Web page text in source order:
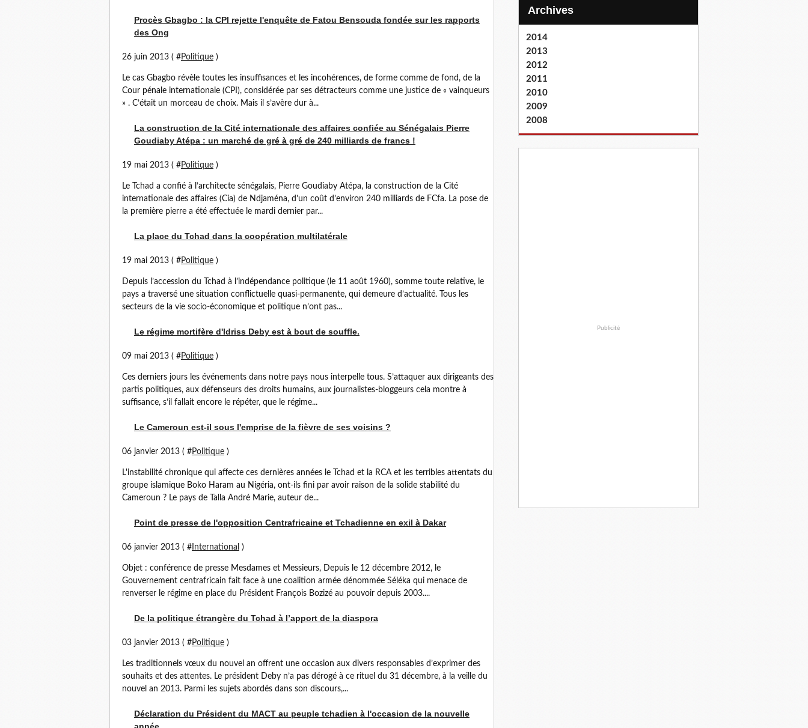
Procès Gbagbo : la CPI rejette l'enquête de Fatou Bensouda fondée sur les rapports
des Ong
26 juin 2013 ( #Politique )
Le cas Gbagbo révèle toutes les insuffisances et les incohérences, de forme comme de fond, de la
Cour pénale internationale (CPI), considérée par ses détracteurs comme une justice de « vainqueurs
» . C’était un morceau de choix. Mais il s’avère dur à...
La construction de la Cité internationale des affaires confiée au Sénégalais Pierre
Goudiaby Atépa : un marché de gré à gré de 240 milliards de francs !
19 mai 2013 ( #Politique )
Le Tchad a confié à l’architecte sénégalais, Pierre Goudiaby Atépa, la construction de la Cité
internationale des affaires (Cia) de Ndjaména, d’un coût d’environ 240 milliards de FCfa. La pose de
la première pierre a été effectuée le mardi dernier par...
La place du Tchad dans la coopération multilatérale
19 mai 2013 ( #Politique )
Depuis l’accession du Tchad à l’indépendance politique (le 11 août 1960), somme toute relative, le
pays a traversé une situation conflictuelle quasi-permanente, qui demeure d’actualité. Tous les
secteurs de la vie socio-économique et politique n’ont pas...
Le régime mortifère d'Idriss Deby est à bout de souffle.
09 mai 2013 ( #Politique )
Ces derniers jours les événements dans notre pays nous interpelle tous. S’attaquer aux dirigeants des
partis politiques, aux défenseurs des droits humains, aux journalistes-bloggeurs cela montre à
suffisance, s’il fallait encore le répéter, que le régime...
Le Cameroun est-il sous l'emprise de la fièvre de ses voisins ?
06 janvier 2013 ( #Politique )
L'instabilité chronique qui affecte ces dernières années le Tchad et la RCA et les terribles attentats du
groupe islamique Boko Haram au Nigéria, ont-ils fini par avoir raison de la solide stabilité du
Cameroun ? Le pays de Talla André Marie, auteur de...
Point de presse de l'opposition Centrafricaine et Tchadienne en exil à Dakar
06 janvier 2013 ( # International )
Objet : conférence de presse Mesdames et Messieurs, Depuis le 12 décembre 2012, le
Gouvernement centrafricain fait face à une coalition armée dénommée Séléka qui menace de
renverser le régime en place du Président François Bozizé au pouvoir depuis 2003....
De la politique étrangère du Tchad à l’apport de la diaspora
03 janvier 2013 ( #Politique )
Les traditionnels vœux du nouvel an offrent une occasion aux divers responsables d’exprimer des
souhaits et des attentes. Le président Deby n’a pas dérogé à ce rituel du 31 décembre, à la veille du
nouvel an 2013. Parmi les sujets abordés dans son discours,...
Déclaration du Président du MACT au peuple tchadien à l'occasion de la nouvelle
Archives
2014
2013
2012
2011
2010
2009
2008
Publicité